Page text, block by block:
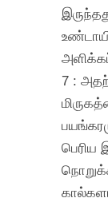
7 :
பெரிய